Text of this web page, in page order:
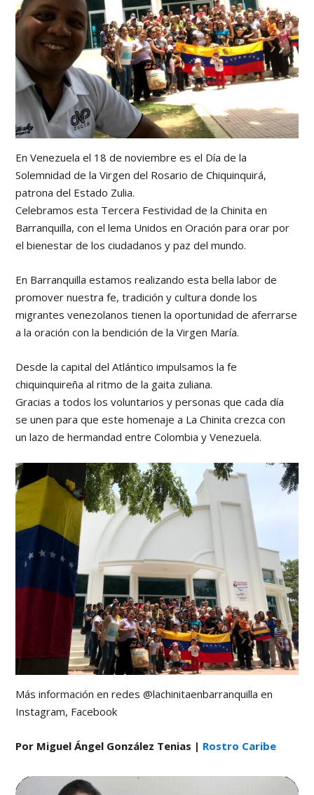
En Venezuela el 18 de noviembre es el Día de la
Solemnidad de la Virgen del Rosario de Chiquinquirá,
patrona del Estado Zulia.
Celebramos esta Tercera Festividad de la Chinita en
Barranquilla, con el lema Unidos en Oración para orar por
el bienestar de los ciudadanos y paz del mundo.
En Barranquilla estamos realizando esta bella labor de
promover nuestra fe, tradición y cultura donde los
migrantes venezolanos tienen la oportunidad de aferrarse
a la oración con la bendición de la Virgen María.
Desde la capital del Atlántico impulsamos la fe
chiquinquireña al ritmo de la gaita zuliana.
Gracias a todos los voluntarios y personas que cada día
se unen para que este homenaje a La Chinita crezca con
un lazo de hermandad entre Colombia y Venezuela.
Más información en redes @lachinitaenbarranquilla en
Instagram, Facebook
Por Miguel Ángel González Tenias | Rostro Caribe